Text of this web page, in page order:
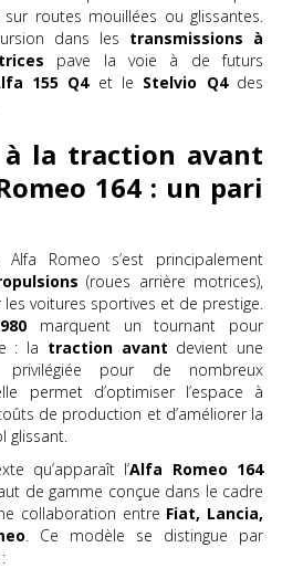
routes mouillées ou glissantes.
dans les transmissions à
pave la voie à de futurs
155 Q4et le Stelvio Q4des
à la traction avant
164 : un pari
Romeo s’est principalement
(roues arrière motrices),
voitures sportives et de prestige.
marquent un tournant pour
: la traction avant devient une
privilégiée pour de nombreux
permet d’optimiser l’espace à
de production et d’améliorer la
glissant.
qu’apparaît l’Alfa Romeo 164
de gamme conçue dans le cadre
collaboration entre Fiat, Lancia,
. Ce modèle se distingue par